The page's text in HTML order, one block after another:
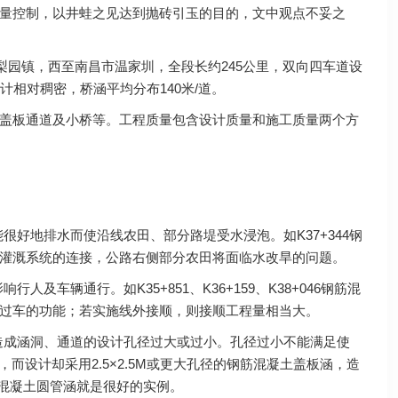
控制，以井蛙之见达到抛砖引玉的目的，文中观点不妥之
镇，西至南昌市温家圳，全段长约245公里，双向四车道设
对稠密，桥涵平均分布140米/道。
板通道及小桥等。工程质量包含设计质量和施工质量两个方
好地排水而使沿线农田、部分路堤受水浸泡。如K37+344钢
系统的连接，公路右侧部分农田将面临水改旱的问题。
行人及车辆通行。如K35+851、K36+159、K38+046钢筋混
的功能；若实施线外接顺，则接顺工程量相当大。
涵洞、通道的设计孔径过大或过小。孔径过小不能满足使
设计却采用2.5×2.5M或更大孔径的钢筋混凝土盖板涵，造
土圆管涵就是很好的实例。